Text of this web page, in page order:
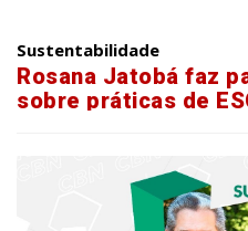
Sustentabilidade
Rosana Jatobá faz
sobre práticas de